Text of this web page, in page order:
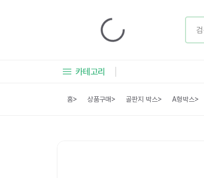
카테고리
홈> 상품구매> 골판지 박스> A형박스>